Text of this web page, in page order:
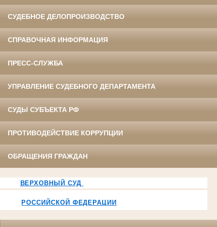
СУДЕБНОЕ ДЕЛОПРОИЗВОДСТВО
СПРАВОЧНАЯ ИНФОРМАЦИЯ
ПРЕСС-СЛУЖБА
УПРАВЛЕНИЕ СУДЕБНОГО ДЕПАРТАМЕНТА
СУДЫ СУБЪЕКТА РФ
ПРОТИВОДЕЙСТВИЕ КОРРУПЦИИ
ОБРАЩЕНИЯ ГРАЖДАН
ВЕРХОВНЫЙ СУД
РОССИЙСКОЙ ФЕДЕРАЦИИ